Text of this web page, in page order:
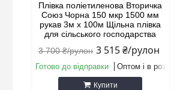
Плівка поліетиленова Вторичка
Союз Чорна 150 мкр 1500 мм
рукав 3м х 100м Щільна плівка
для сільського господарства
3 700 ₴/рулон 3 515 ₴/рулон
Готово до відправки Оптом і в роздріб
Купити